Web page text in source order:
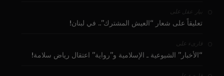
بيار عقل على
تعليقاً على شعار “العيش المشترك”.. في لبنان!
قارىء على
“الأخبار” الشيوعية ـ الإسلامية و”رواية” اعتقال رياض سلامة!